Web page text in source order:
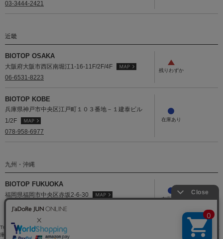
03-3444-2421
近畿
BIOTOP OSAKA
大阪府大阪市西区南堀江1-16-11F/2F/4F
06-6531-8223
BIOTOP KOBE
兵庫県神戸市中央区江戸町１０３番地－１建泰ビル
1/2F
078-958-6977
九州・沖縄
BIOTOP FUKUOKA
福岡県福岡市中央区赤坂2-6-30
092-751-7061
TOP >BIOTOP>トップス> 【ё BIOTOP】tencel high neck tee> 店舗在
庫